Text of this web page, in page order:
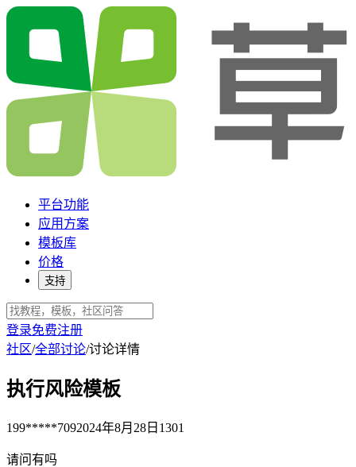
平台功能
应用方案
模板库
价格
支持
登录免费注册
社区/全部讨论/讨论详情
执行风险模板
199*****7092024年8月28日 1301
请问有吗